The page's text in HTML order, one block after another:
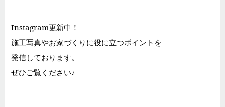
Instagram更新中！
施工写真やお家づくりに役に立つポイントを
発信しております。
ぜひご覧ください♪